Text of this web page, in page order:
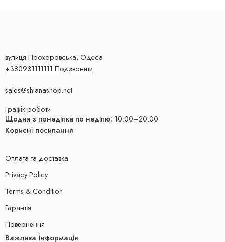
вулиця Прохоровська, Одеса
+380931111111 Подзвонити
sales@shianashop.net
Графік роботи
Щодня з понеділка по неділю: 10:00–20:00
Корисні посилання
Оплата та доставка
Privacy Policy
Terms & Condition
Гарантія
Повернення
Важлива інформація